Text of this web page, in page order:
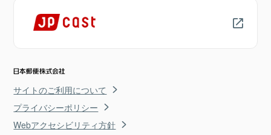
サイトのご利用について
プライバシーポリシー
Webアクセシビリティ方針